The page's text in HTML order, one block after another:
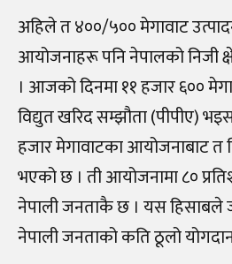
अहिले त ४००/५०० मेगावाट
आयोजनाहरू पनि नेपालको निजी
। आजको दिनमा ११ हजार ६००
विद्युत खरिद सम्झौता (पीपीए)
हजार मेगावाटका आयोजनाबाट त
भएको छ । ती आयोजनामा ८०
नेपाली जनताकै छ । यस हिसाबले
नेपाली जनताको कति ठूलो योगदान